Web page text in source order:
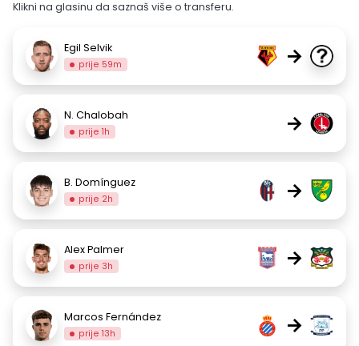
Klikni na glasinu da saznaš više o transferu.
Egil Selvik
prije 59m →
N. Chalobah
prije 1h →
B. Domínguez
prije 2h →
Alex Palmer
prije 3h →
Marcos Fernández
prije 13h →